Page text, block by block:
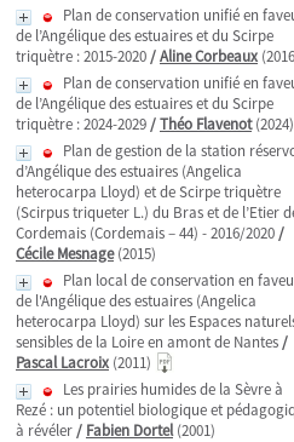
Plan de conservation unifié en
de l’Angélique des estuaires et du Scirpe
triquètre : 2015-2020/Aline Corbeaux
Plan de conservation unifié en
de l’Angélique des estuaires et du Scirpe
triquètre : 2024-2029/Théo Flavenot(2024)
Plan de gestion de la station
d’Angélique des estuaires (Angelica
heterocarpa Lloyd) et de Scirpe triquètre
(Scirpus triqueter L.) du Bras et de l’Etier
Cordemais (Cordemais – 44) - 2016/2020/
Cécile Mesnage(2015)
Plan local de conservation en
de l'Angélique des estuaires (Angelica
heterocarpa Lloyd) sur les Espaces
sensibles de la Loire en amont de Nantes/
Pascal Lacroix (2011)
Les prairies humides de la Sèvre à
Rezé : un potentiel biologique et
à révéler/ Fabien Dortel(2001)